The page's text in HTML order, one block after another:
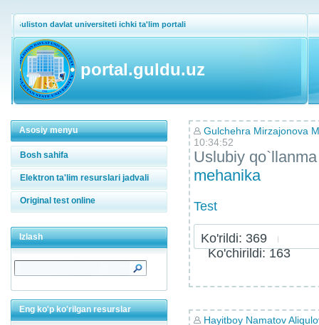
Guliston davlat universiteti ichki ta'lim portali
portal.guldu.uz
Asosiy menyu
Bosh sahifa
Elektron ta'lim resurslari jadvali
Original test online
Izlash
Eng ko'p ko'rilgan resurslar
Gulchehra Mirzajonova
10:34:52
Uslubiy qo`llanma
mehanika
Test
Ko'rildi: 369
Ko'chirildi: 163
Hayitboy Namatov